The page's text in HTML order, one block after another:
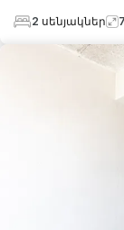
2 սենյակներ